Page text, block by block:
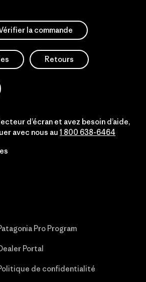
la commande
Retours
d’écran et avez besoin d’aide,
avec nous au 1 800 638-6464
Pro Program
Portal
de confidentialité